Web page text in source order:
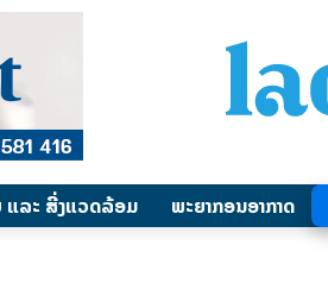
ແລະ ສີ່ງແວດລ້ອມ ພະຍາກອນອາກາດ